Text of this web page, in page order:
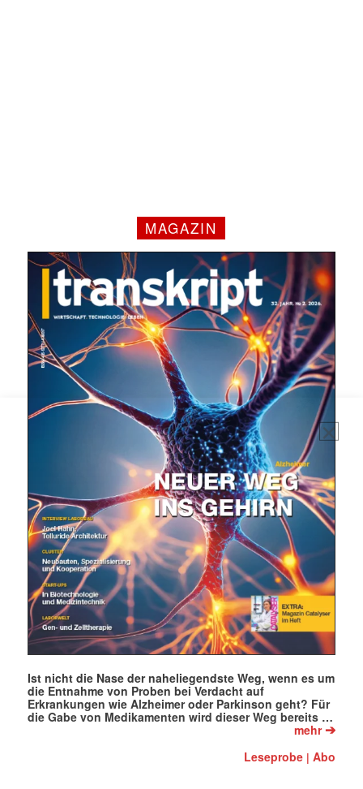
Mit dem |transkript-Newsletter
jede Woche aktuell informiert.
(erforderlich)
MAGAZIN
Ist nicht die Nase der naheliegendste Weg, wenn es um
die Entnahme von Proben bei Verdacht auf
Erkrankungen wie Alzheimer oder Parkinson geht? Für
die Gabe von Medikamenten wird dieser Weg bereits …
mehr➔
Leseprobe |Abo